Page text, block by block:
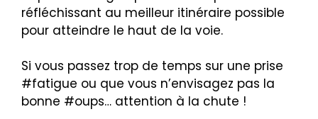
réfléchissant au meilleur itinéraire possible
pour atteindre le haut de la voie.
Si vous passez trop de temps sur une prise
#fatigue ou que vous n’envisagez pas la
bonne #oups… attention à la chute !